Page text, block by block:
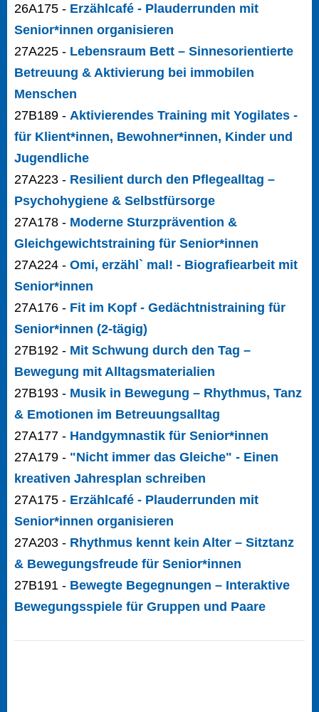
26A175 - Erzählcafé - Plauderrunden mit
Senior*innen organisieren
27A225 - Lebensraum Bett – Sinnesorientierte
Betreuung & Aktivierung bei immobilen
Menschen
27B189 - Aktivierendes Training mit Yogilates -
für Klient*innen, Bewohner*innen, Kinder und
Jugendliche
27A223 - Resilient durch den Pflegealltag –
Psychohygiene & Selbstfürsorge
27A178 - Moderne Sturzprävention &
Gleichgewichtstraining für Senior*innen
27A224 - Omi, erzähl` mal! - Biografiearbeit mit
Senior*innen
27A176 - Fit im Kopf - Gedächtnistraining für
Senior*innen (2-tägig)
27B192 - Mit Schwung durch den Tag –
Bewegung mit Alltagsmaterialien
27B193 - Musik in Bewegung – Rhythmus, Tanz
& Emotionen im Betreuungsalltag
27A177 - Handgymnastik für Senior*innen
27A179 - "Nicht immer das Gleiche" - Einen
kreativen Jahresplan schreiben
27A175 - Erzählcafé - Plauderrunden mit
Senior*innen organisieren
27A203 - Rhythmus kennt kein Alter – Sitztanz
& Bewegungsfreude für Senior*innen
27B191 - Bewegte Begegnungen – Interaktive
Bewegungsspiele für Gruppen und Paare